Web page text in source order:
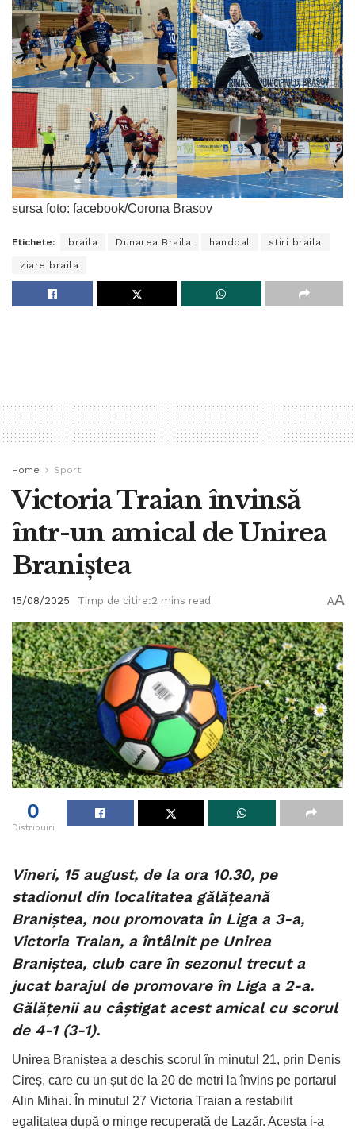
sursa foto: facebook/Corona Brasov
Etichete: braila Dunarea Braila handbal stiri braila
ziare braila
Home Sport
Victoria Traian învinsă
într-un amical de Unirea
Braniștea
15/08/2025 Timp de citire:2 mins read AA
0
Distribuiri
Vineri, 15 august, de la ora 10.30, pe
stadionul din localitatea gălățeană
Braniștea, nou promovata în Liga a 3-a,
Victoria Traian, a întâlnit pe Unirea
Braniștea, club care în sezonul trecut a
jucat barajul de promovare în Liga a 2-a.
Gălățenii au câștigat acest amical cu scorul
de 4-1 (3-1).
Unirea Braniștea a deschis scorul în minutul 21, prin Denis
Cireș, care cu un șut de la 20 de metri la învins pe portarul
Alin Mihai. În minutul 27 Victoria Traian a restabilit
egalitatea după o minge recuperată de Lazăr. Acesta i-a